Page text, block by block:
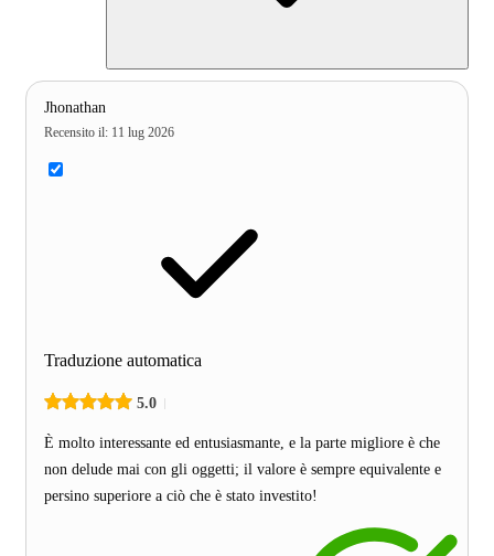
Jhonathan
Recensito il: 11 lug 2026
Traduzione automatica
5.0
È molto interessante ed entusiasmante, e la parte migliore è che
non delude mai con gli oggetti; il valore è sempre equivalente e
persino superiore a ciò che è stato investito!